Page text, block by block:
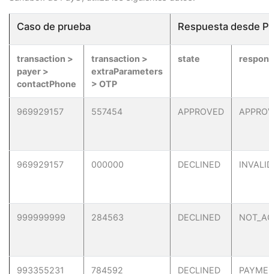
Caso de prueba Respuesta desde
transaction >
payer >
contactPhone
transaction >
extraParameters
> OTP
state
969929157 557454 APPROVED
969929157 000000 DECLINED
999999999 284563 DECLINED
993355231 784592 DECLINED